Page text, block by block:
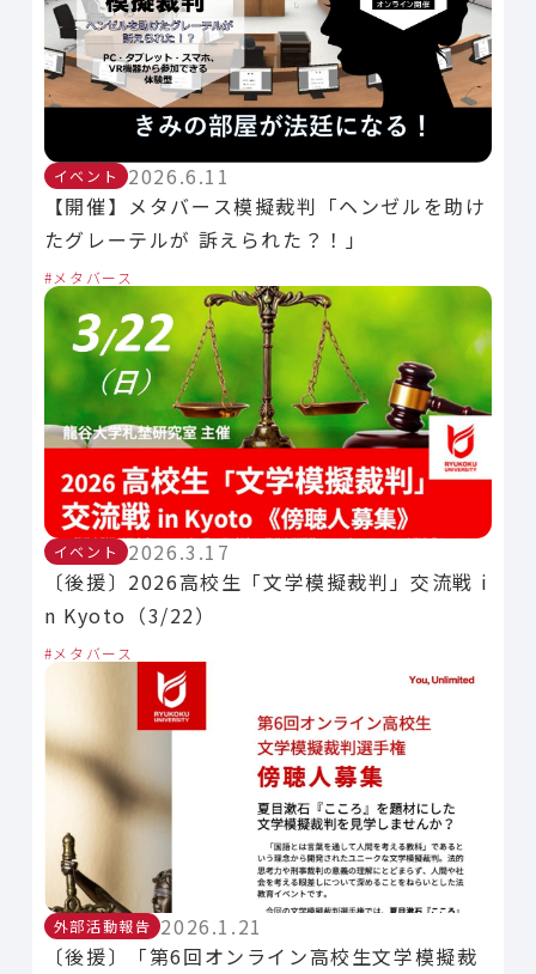
イベント
2026.6.11
【開催】メタバース模擬裁判「ヘンゼルを助け
たグレーテルが 訴えられた？！」
メタバース
イベント
2026.3.17
〔後援〕2026高校生「文学模擬裁判」交流戦 i
n Kyoto（3/22）
メタバース
外部活動報告 2026.1.21
〔後援〕「第6回オンライン高校生文学模擬裁